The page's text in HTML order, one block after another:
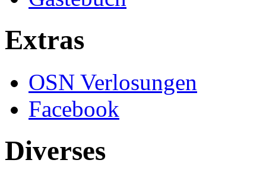
Extras
OSN Verlosungen
Facebook
Diverses